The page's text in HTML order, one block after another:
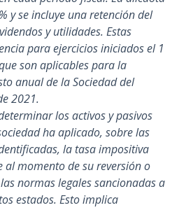
y se incluye una retención del
y utilidades. Estas
para ejercicios iniciados el 1
son aplicables para la
anual de la Sociedad del
2021.
los activos y pasivos
ha aplicado, sobre las
la tasa impositiva
al momento de su reversión o
normas legales sancionadas a
estados. Esto implica